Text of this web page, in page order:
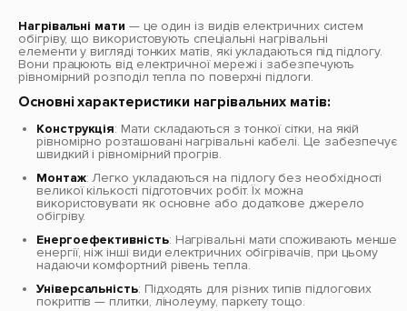
Нагрівальні мати — це один із видів електричних систем
обігріву, що використовують спеціальні нагрівальні
елементи у вигляді тонких матів, які укладаються під підлогу.
Вони працюють від електричної мережі і забезпечують
рівномірний розподіл тепла по поверхні підлоги.
Основні характеристики нагрівальних матів:
Конструкція: Мати складаються з тонкої сітки, на якій
рівномірно розташовані нагрівальні кабелі. Це забезпечує
швидкий і рівномірний прогрів.
Монтаж: Легко укладаються на підлогу без необхідності
великої кількості підготовчих робіт. Їх можна
використовувати як основне або додаткове джерело
обігріву.
Енергоефективність: Нагрівальні мати споживають менше
енергії, ніж інші види електричних обігрівачів, при цьому
надаючи комфортний рівень тепла.
Універсальність: Підходять для різних типів підлогових
покриттів — плитки, лінолеуму, паркету тощо.